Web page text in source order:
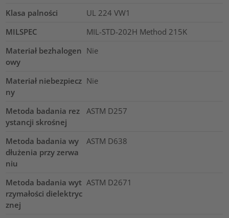
Klasa palności
UL 224 VW1
MILSPEC
MIL-STD-202H Method 215K
Materiał bezhalogen
owy
Nie
Materiał niebezpiecz
ny
Nie
Metoda badania rez
ystancji skrośnej
ASTM D257
Metoda badania wy
dłużenia przy zerwa
niu
ASTM D638
Metoda badania wyt
rzymałości dielektryc
znej
ASTM D2671